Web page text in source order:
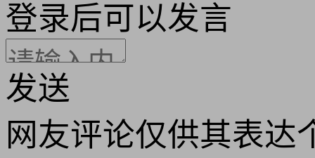
登录后可以发言
发送
网友评论仅供其表达